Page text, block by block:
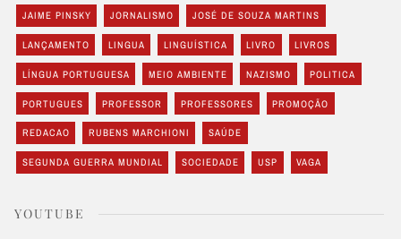
JAIME PINSKY JORNALISMO JOSÉ DE SOUZA MARTINS
LANÇAMENTO LINGUA LINGUÍSTICA LIVRO LIVROS
LÍNGUA PORTUGUESA MEIO AMBIENTE NAZISMO POLITICA
PORTUGUES PROFESSOR PROFESSORES PROMOÇÃO
REDACAO RUBENS MARCHIONI SAÚDE
SEGUNDA GUERRA MUNDIAL SOCIEDADE USP VAGA
YOUTUBE